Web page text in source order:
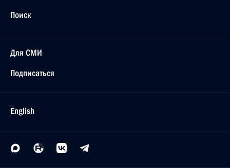
Поиск
Для СМИ
Подписаться
English